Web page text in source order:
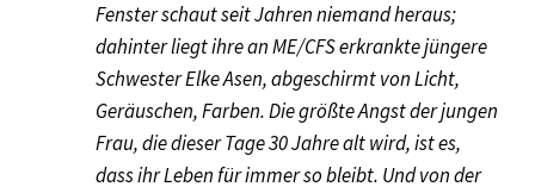
Fenster schaut seit Jahren niemand heraus;
dahinter liegt ihre an ME/CFS erkrankte jüngere
Schwester Elke Asen, abgeschirmt von Licht,
Geräuschen, Farben. Die größte Angst der jungen
Frau, die dieser Tage 30 Jahre alt wird, ist es,
dass ihr Leben für immer so bleibt. Und von der